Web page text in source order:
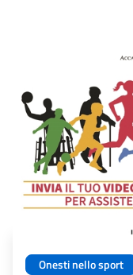
Onesti nello sport